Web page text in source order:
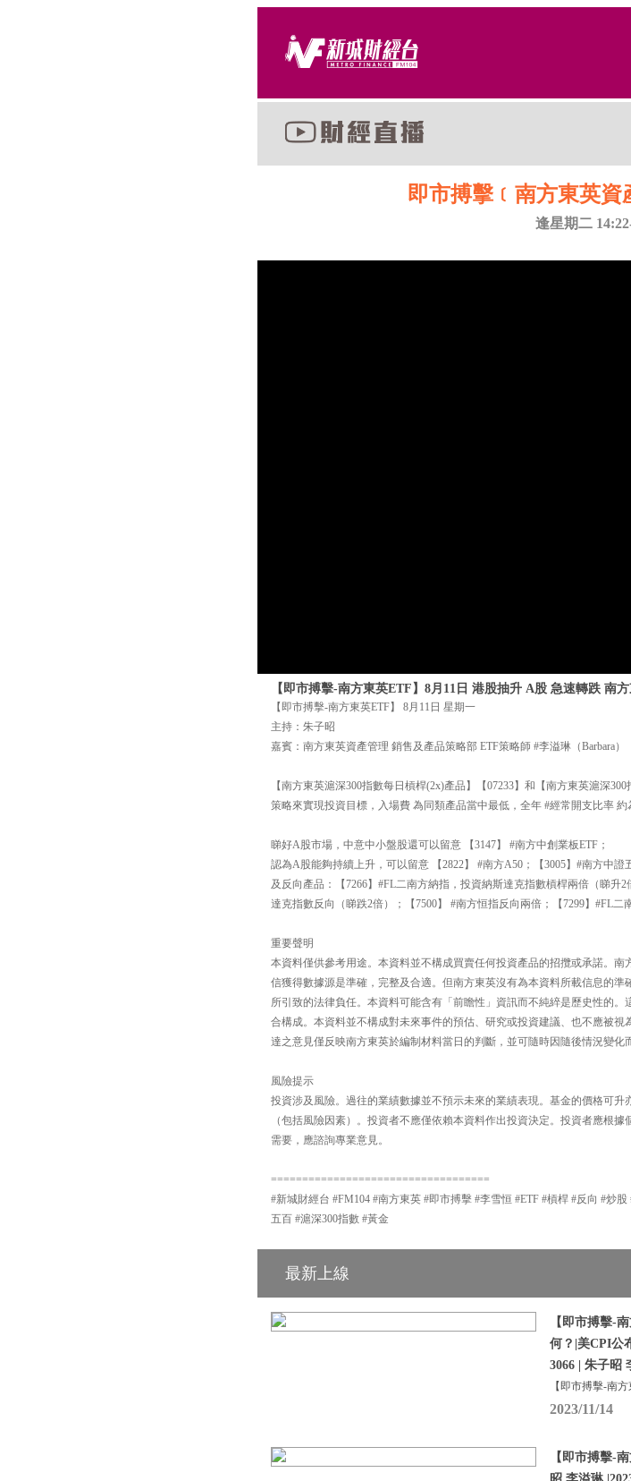
即市搏擊﹝南方東英資
逢星期二
【即市搏擊-南方東英ETF】8月11日 港股抽升 A股 急速轉跌 南
【即市搏擊-南方東英ETF】 8月11日 星期一
主持：朱子昭
嘉賓：南方東英資產管理 銷售及產品策略部 ETF策略師 #李溢琳（Barbara）
【南方東英滬深300指數每日槓桿(2x)產品】【07233】和【南方東英滬深
策略來實現投資目標，入場費 為同類產品當中最低，全年 #經常開支比率
睇好A股市場，中意中小盤股還可以留意 【3147】 #南方中創業板ETF；
認為A股能夠持續上升，可以留意 【2822】 #南方A50；【3005】#南方中
及反向產品：【7266】#FL二南方納指，投資納斯達克指數槓桿兩倍（睇升
達克指數反向（睇跌2倍）；【7500】 #南方恒指反向兩倍；【7299】#FL
重要聲明
本資料僅供參考用途。本資料並不構成買賣任何投資產品的招攬或承諾。
信獲得數據源是準確，完整及合適。但南方東英沒有為本資料所載信息的
所引致的法律負任。本資料可能含有「前瞻性」資訊而不純綷是歷史性的
合構成。本資料並不構成對未來事件的預估、研究或投資建議、也不應被
達之意見僅反映南方東英於編制材料當日的判斷，並可隨時因隨後情況變化
風險提示
投資涉及風險。過往的業績數據並不預示未來的業績表現。基金的價格可
（包括風險因素）。投資者不應僅依賴本資料作出投資決定。投資者應根
需要，應諮詢專業意見。
===================================
#新城財經台 #FM104 #南方東英 #即市搏擊 #李雪恒 #ETF #槓桿 #反向 #炒
五百 #滬深300指數 #黃金
最新上線
【即市搏擊-
何？|美CPI公
3066 | 朱子昭
【即市搏擊-南
2023/11/14
【即市搏擊-